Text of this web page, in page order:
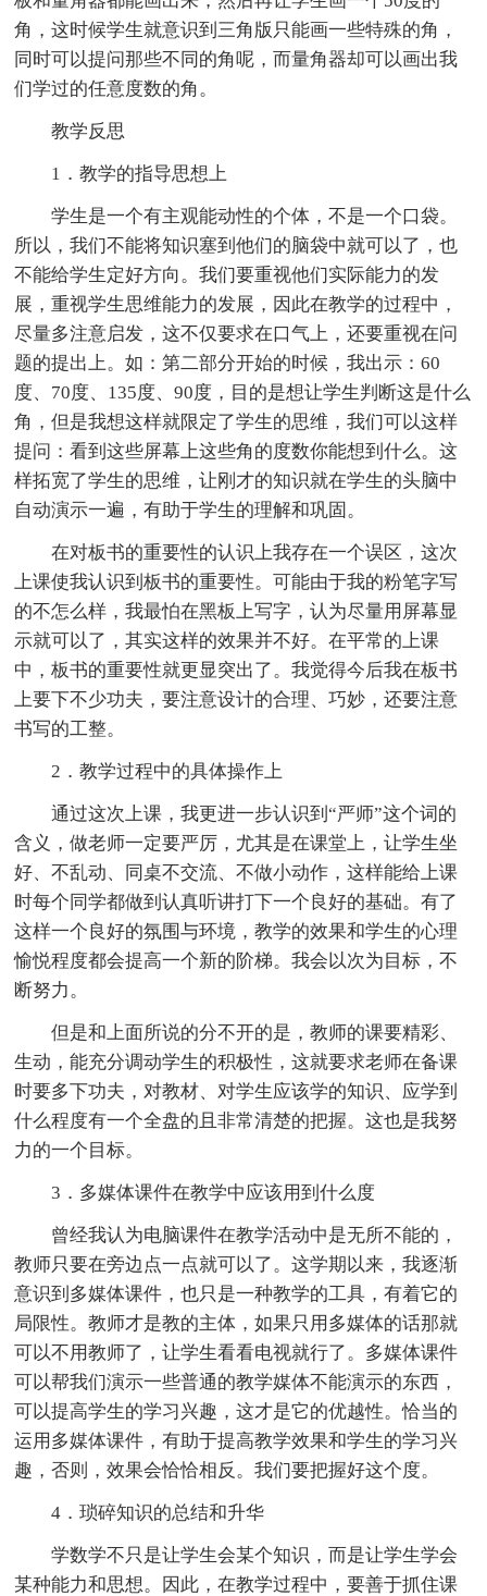
角，这时候学生就意识到三角版只能画一些特殊的角，
同时可以提问那些不同的角呢，而量角器却可以画出我
们学过的任意度数的角。
教学反思
1．教学的指导思想上
学生是一个有主观能动性的个体，不是一个口袋。
所以，我们不能将知识塞到他们的脑袋中就可以了，也
不能给学生定好方向。我们要重视他们实际能力的发
展，重视学生思维能力的发展，因此在教学的过程中，
尽量多注意启发，这不仅要求在口气上，还要重视在问
题的提出上。如：第二部分开始的时候，我出示：60
度、70度、135度、90度，目的是想让学生判断这是什么
角，但是我想这样就限定了学生的思维，我们可以这样
提问：看到这些屏幕上这些角的度数你能想到什么。这
样拓宽了学生的思维，让刚才的知识就在学生的头脑中
自动演示一遍，有助于学生的理解和巩固。
在对板书的重要性的认识上我存在一个误区，这次
上课使我认识到板书的重要性。可能由于我的粉笔字写
的不怎么样，我最怕在黑板上写字，认为尽量用屏幕显
示就可以了，其实这样的效果并不好。在平常的上课
中，板书的重要性就更显突出了。我觉得今后我在板书
上要下不少功夫，要注意设计的合理、巧妙，还要注意
书写的工整。
2．教学过程中的具体操作上
通过这次上课，我更进一步认识到“严师”这个词的
含义，做老师一定要严厉，尤其是在课堂上，让学生坐
好、不乱动、同桌不交流、不做小动作，这样能给上课
时每个同学都做到认真听讲打下一个良好的基础。有了
这样一个良好的氛围与环境，教学的效果和学生的心理
愉悦程度都会提高一个新的阶梯。我会以次为目标，不
断努力。
但是和上面所说的分不开的是，教师的课要精彩、
生动，能充分调动学生的积极性，这就要求老师在备课
时要多下功夫，对教材、对学生应该学的知识、应学到
什么程度有一个全盘的且非常清楚的把握。这也是我努
力的一个目标。
3．多媒体课件在教学中应该用到什么度
曾经我认为电脑课件在教学活动中是无所不能的，
教师只要在旁边点一点就可以了。这学期以来，我逐渐
意识到多媒体课件，也只是一种教学的工具，有着它的
局限性。教师才是教的主体，如果只用多媒体的话那就
可以不用教师了，让学生看看电视就行了。多媒体课件
可以帮我们演示一些普通的教学媒体不能演示的东西，
可以提高学生的学习兴趣，这才是它的优越性。恰当的
运用多媒体课件，有助于提高教学效果和学生的学习兴
趣，否则，效果会恰恰相反。我们要把握好这个度。
4．琐碎知识的总结和升华
学数学不只是让学生会某个知识，而是让学生学会
某种能力和思想。因此，在教学过程中，要善于抓住课